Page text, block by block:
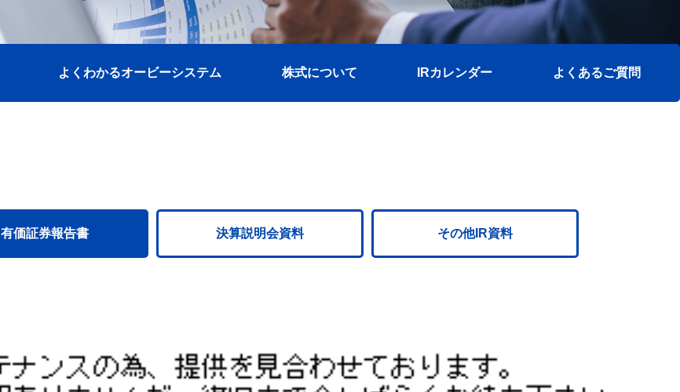
よくわかるオービーシステム 株式について IRカレンダー よくあるご質問
有価証券報告書 決算説明会資料 その他IR資料